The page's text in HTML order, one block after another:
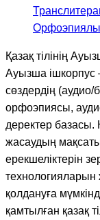
Қазақ тілінің
Ауызша ішкорпус
сөздердің
орфоэпиясы,
деректер
жасаудың мақсаты
ерекшеліктерін
технологияларын
қолдануға
қамтылған қазақ